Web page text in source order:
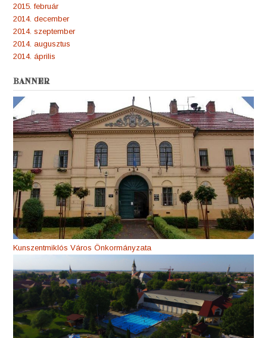
2015. február
2014. december
2014. szeptember
2014. augusztus
2014. április
BANNER
Kunszentmiklós Város Önkormányzata